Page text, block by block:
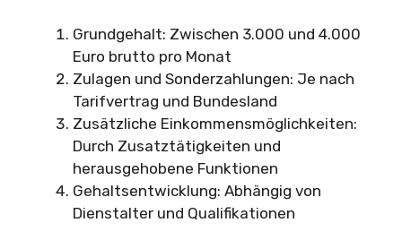
Grundgehalt: Zwischen 3.000 und 4.000
Euro brutto pro Monat
Zulagen und Sonderzahlungen: Je nach
Tarifvertrag und Bundesland
Zusätzliche Einkommensmöglichkeiten:
Durch Zusatztätigkeiten und
herausgehobene Funktionen
Gehaltsentwicklung: Abhängig von
Dienstalter und Qualifikationen